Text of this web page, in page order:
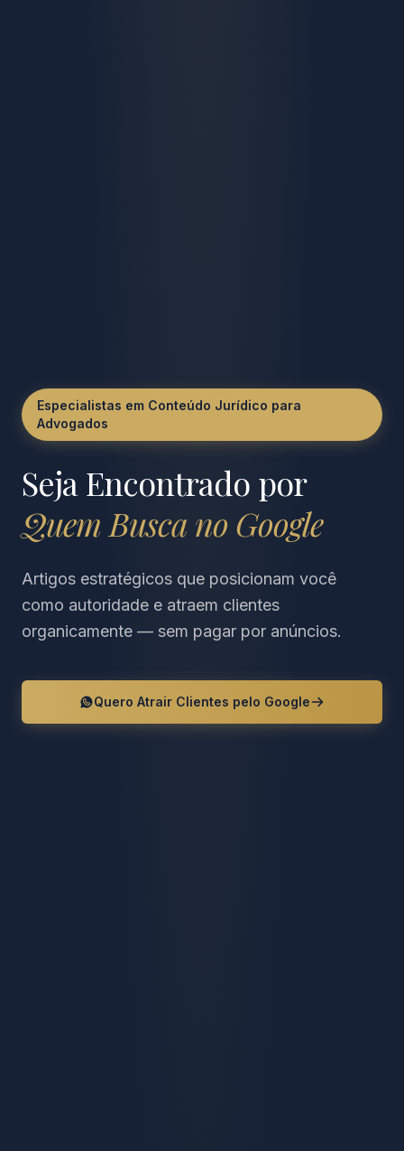
Especialistas em Conteúdo Jurídico para
Advogados
Seja Encontrado por
Quem Busca no Google
Artigos estratégicos que posicionam você
como autoridade e atraem clientes
organicamente — sem pagar por anúncios.
Quero Atrair Clientes pelo Google